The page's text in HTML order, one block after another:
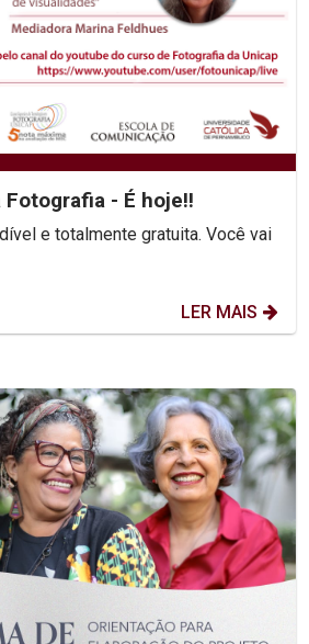
- É hoje!!
e totalmente gratuita. Você vai
LER MAIS